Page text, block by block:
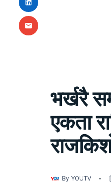
भर्खरै
एकता
By YOUTV